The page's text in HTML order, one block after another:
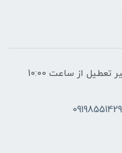
ساعات پاسخگویی: فقط روزهای غیر تعطیل از ساعت 10:00